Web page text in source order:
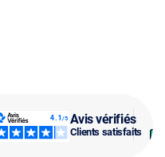
Avis vérifiés
Clients satisfaits